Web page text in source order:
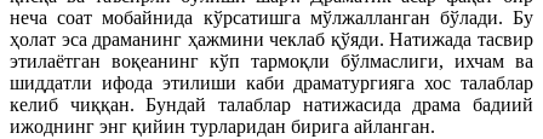
неча соат мобайнида кўрсатишга мўлжалланган бўлади. Бу
ҳолат эса драманинг ҳажмини чеклаб қўяди. Натижада тасвир
этилаётган воқеанинг кўп тармоқли бўлмаслиги, ихчам ва
шиддатли ифода этилиши каби драматургияга хос талаблар
келиб чиққан. Бундай талаблар натижасида драма бадиий
ижоднинг энг қийин турларидан бирига айланган.